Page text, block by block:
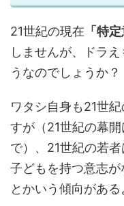
21世紀の現在 「特
しませんが、ドラ
うなのでしょうか？
ワタシ自身も21世
すが（21世紀の幕
で）、21世紀の若
子どもを持つ意志が
とかいう傾向がある